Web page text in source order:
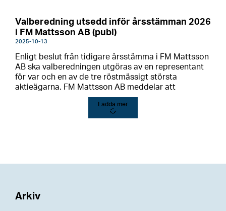
Valberedning utsedd inför årsstämman 2026
i FM Mattsson AB (publ)
2025-10-13
Enligt beslut från tidigare årsstämma i FM Mattsson
AB ska valberedningen utgöras av en representant
för var och en av de tre röstmässigt största
aktieägarna. FM Mattsson AB meddelar att
Ladda mer
Arkiv